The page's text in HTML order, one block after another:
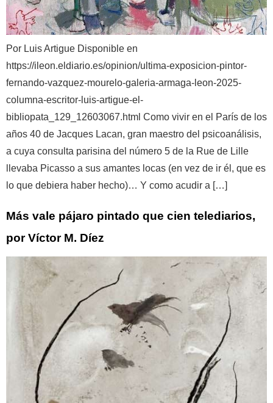
Por Luis Artigue Disponible en
https://ileon.eldiario.es/opinion/ultima-exposicion-pintor-
fernando-vazquez-mourelo-galeria-armaga-leon-2025-
columna-escritor-luis-artigue-el-
bibliopata_129_12603067.html Como vivir en el París de los
años 40 de Jacques Lacan, gran maestro del psicoanálisis,
a cuya consulta parisina del número 5 de la Rue de Lille
llevaba Picasso a sus amantes locas (en vez de ir él, que es
lo que debiera haber hecho)… Y como acudir a […]
Más vale pájaro pintado que cien telediarios,
por Víctor M. Díez